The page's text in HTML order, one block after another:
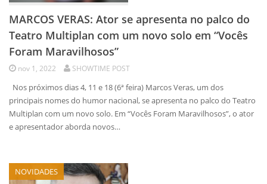
MARCOS VERAS: Ator se apresenta no palco do
Teatro Multiplan com um novo solo em “Vocês
Foram Maravilhosos”
nov 1, 2022 SHOWTIME POST
Nos próximos dias 4, 11 e 18 (6ª feira) Marcos Veras, um dos
principais nomes do humor nacional, se apresenta no palco do Teatro
Multiplan com um novo solo. Em “Vocês Foram Maravilhosos”, o ator
e apresentador aborda novos…
NOVIDADES